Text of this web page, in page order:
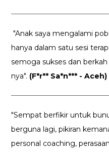
"Anak saya mengalami
hanya dalam satu sesi
semoga sukses dan
nya". (F*r** Sa*n*** - Aceh)
"Sempat berfikir untuk
berguna lagi, pikiran
personal coaching,